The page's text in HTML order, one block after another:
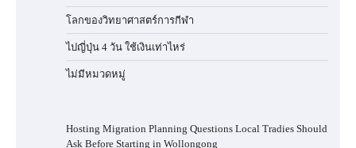
โลกของวิทยาศาสตร์การกีฬา
ไปญี่ปุ่น 4 วัน ใช้เงินเท่าไหร่
ไม่มีหมวดหมู่
Hosting Migration Planning Questions Local Tradies Should
Ask Before Starting in Wollongong